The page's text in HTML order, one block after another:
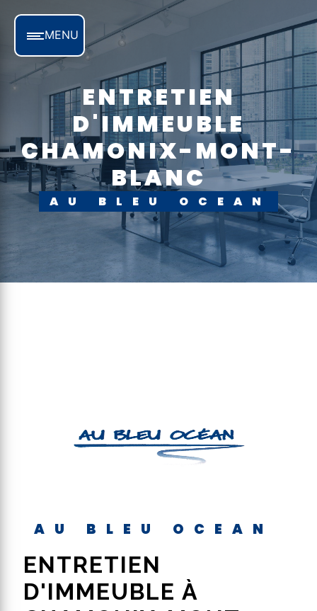
MENU
ENTRETIEN
D'IMMEUBLE
CHAMONIX-MONT-
BLANC
AU BLEU OCEAN
AU BLEU OCEAN
ENTRETIEN
D'IMMEUBLE À
Panneau de gestion des cookies